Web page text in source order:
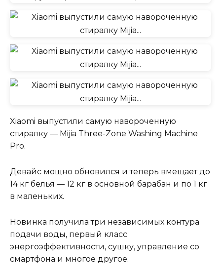
Xiaomi выпустили самую навороченную
стиралку — Mijia Three-Zone Washing Machine
Pro.
Девайс мощно обновился и теперь вмещает до
14 кг белья — 12 кг в основной барабан и по 1 кг
в маленьких.
Новинка получила три независимых контура
подачи воды, первый класс
энергоэффективности, сушку, управление со
смартфона и многое другое.